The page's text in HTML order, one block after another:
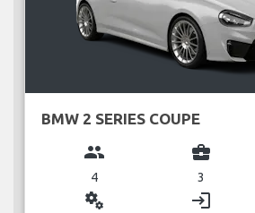
BMW 2 SERIES COUPE
group
4
business_center
3
miscellaneous_services login